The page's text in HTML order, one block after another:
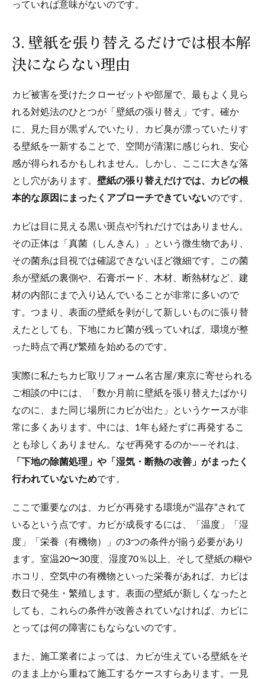
っていれば意味がないのです。
3. 壁紙を張り替えるだけでは根本解
決にならない理由
カビ被害を受けたクローゼットや部屋で、最もよく見ら
れる対処法のひとつが「壁紙の張り替え」です。確か
に、見た目が黒ずんでいたり、カビ臭が漂っていたりす
る壁紙を一新することで、空間が清潔に感じられ、安心
感が得られるかもしれません。しかし、ここに大きな落
とし穴があります。 壁紙の張り替えだけでは、カビの根
本的な原因にまったくアプローチできていないのです。
カビは目に見える黒い斑点や汚れだけではありません。
その正体は「真菌（しんきん）」という微生物であり、
その菌糸は目視では確認できないほど微細です。この菌
糸が壁紙の裏側や、石膏ボード、木材、断熱材など、建
材の内部にまで入り込んでいることが非常に多いので
す。つまり、表面の壁紙を剥がして新しいものに張り替
えたとしても、下地にカビ菌が残っていれば、環境が整
った時点で再び繁殖を始めるのです。
実際に私たちカビ取リフォーム名古屋/東京に寄せられる
ご相談の中には、「数か月前に壁紙を張り替えたばかり
なのに、また同じ場所にカビが出た」というケースが非
常に多くあります。中には、1年も経たずに再発するこ
とも珍しくありません。なぜ再発するのか――それは、
「下地の除菌処理」や「湿気・断熱の改善」がまったく
行われていないためです。
ここで重要なのは、カビが再発する環境が“温存”されて
いるという点です。カビが成長するには、「温度」「湿
度」「栄養（有機物）」の3つの条件が揃う必要があり
ます。室温20〜30度、湿度70％以上、そして壁紙の糊や
ホコリ、空気中の有機物といった栄養があれば、カビは
数日で発生・繁殖します。表面の壁紙が新しくなったと
しても、これらの条件が改善されていなければ、カビに
とっては何の障害にもならないのです。
また、施工業者によっては、カビが生えている壁紙をそ
のまま上から重ねて施工するケースすらあります。一見